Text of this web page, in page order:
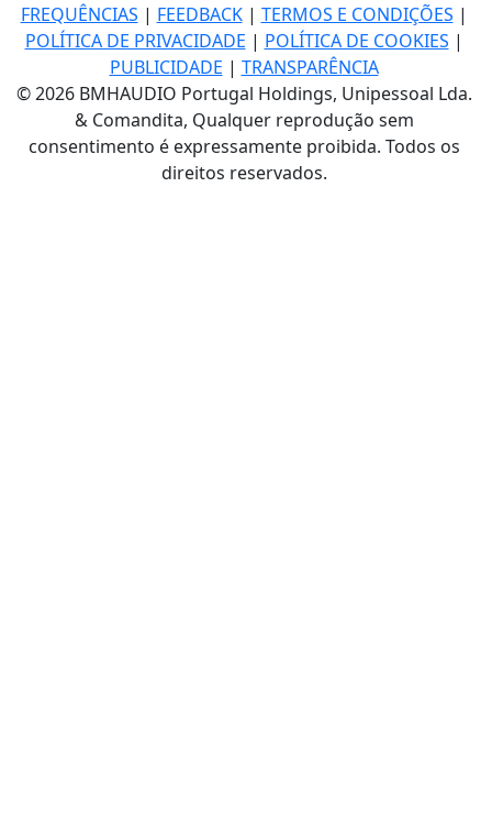
FREQUÊNCIAS | FEEDBACK| TERMOS E CONDIÇÕES |
POLÍTICA DE PRIVACIDADE | POLÍTICA DE COOKIES |
PUBLICIDADE | TRANSPARÊNCIA
© 2026 BMHAUDIO Portugal Holdings, Unipessoal Lda.
& Comandita, Qualquer reprodução sem
consentimento é expressamente proibida. Todos os
direitos reservados.